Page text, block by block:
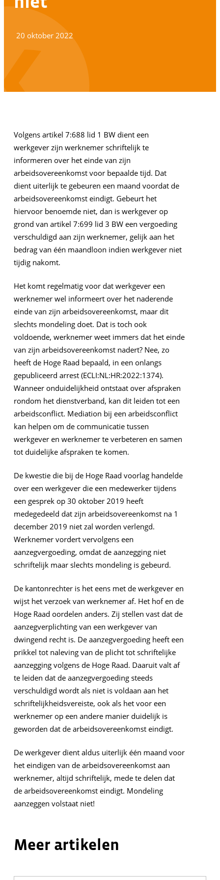
20 oktober 2022
Volgens artikel 7:688 lid 1 BW dient een
werkgever zijn werknemer schriftelijk te
informeren over het einde van zijn
arbeidsovereenkomst voor bepaalde tijd. Dat
dient uiterlijk te gebeuren een maand voordat de
arbeidsovereenkomst eindigt. Gebeurt het
hiervoor benoemde niet, dan is werkgever op
grond van artikel 7:699 lid 3 BW een vergoeding
verschuldigd aan zijn werknemer, gelijk aan het
bedrag van één maandloon indien werkgever niet
tijdig nakomt.
Het komt regelmatig voor dat werkgever een
werknemer wel informeert over het naderende
einde van zijn arbeidsovereenkomst, maar dit
slechts mondeling doet. Dat is toch ook
voldoende, werknemer weet immers dat het einde
van zijn arbeidsovereenkomst nadert? Nee, zo
heeft de Hoge Raad bepaald, in een onlangs
gepubliceerd arrest (ECLI:NL:HR:2022:1374).
Wanneer onduidelijkheid ontstaat over afspraken
rondom het dienstverband, kan dit leiden tot een
arbeidsconflict. Mediation bij een arbeidsconflict
kan helpen om de communicatie tussen
werkgever en werknemer te verbeteren en samen
tot duidelijke afspraken te komen.
De kwestie die bij de Hoge Raad voorlag handelde
over een werkgever die een medewerker tijdens
een gesprek op 30 oktober 2019 heeft
medegedeeld dat zijn arbeidsovereenkomst na 1
december 2019 niet zal worden verlengd.
Werknemer vordert vervolgens een
aanzegvergoeding, omdat de aanzegging niet
schriftelijk maar slechts mondeling is gebeurd.
De kantonrechter is het eens met de werkgever en
wijst het verzoek van werknemer af. Het hof en de
Hoge Raad oordelen anders. Zij stellen vast dat de
aanzegverplichting van een werkgever van
dwingend recht is. De aanzegvergoeding heeft een
prikkel tot naleving van de plicht tot schriftelijke
aanzegging volgens de Hoge Raad. Daaruit valt af
te leiden dat de aanzegvergoeding steeds
verschuldigd wordt als niet is voldaan aan het
schriftelijkheidsvereiste, ook als het voor een
werknemer op een andere manier duidelijk is
geworden dat de arbeidsovereenkomst eindigt.
De werkgever dient aldus uiterlijk één maand voor
het eindigen van de arbeidsovereenkomst aan
werknemer, altijd schriftelijk, mede te delen dat
de arbeidsovereenkomst eindigt. Mondeling
aanzeggen volstaat niet!
Meer artikelen